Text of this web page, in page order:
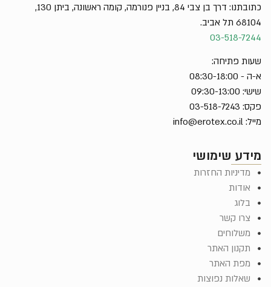
מידע שימושי
מדיניות החזרות
אודות
בלוג
צרו קשר
משלוחים
תקנון האתר
מפת האתר
שאלות נפוצות
כתובתנו: דרך בן צבי 84, בניין פנורמה, קומה ראשונה, ביתן 130,
68104 תל אביב.
03-518-7244
שעות פתיחה:
א-ה - 08:30-18:00
שישי: 09:30-13:00
פקס: 03-518-7243
מייל: info@erotex.co.il